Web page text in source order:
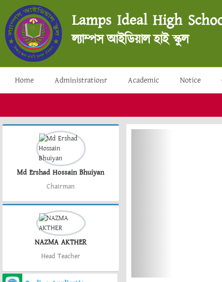
Lamps Ideal High
ল্যাম্পস আইডিয়াল হাই স্কুল
Home Administrationr Academic Notice
Md Ershad Hossain Bhuiyan
Chairman
NAZMA AKTHER
Head Teacher